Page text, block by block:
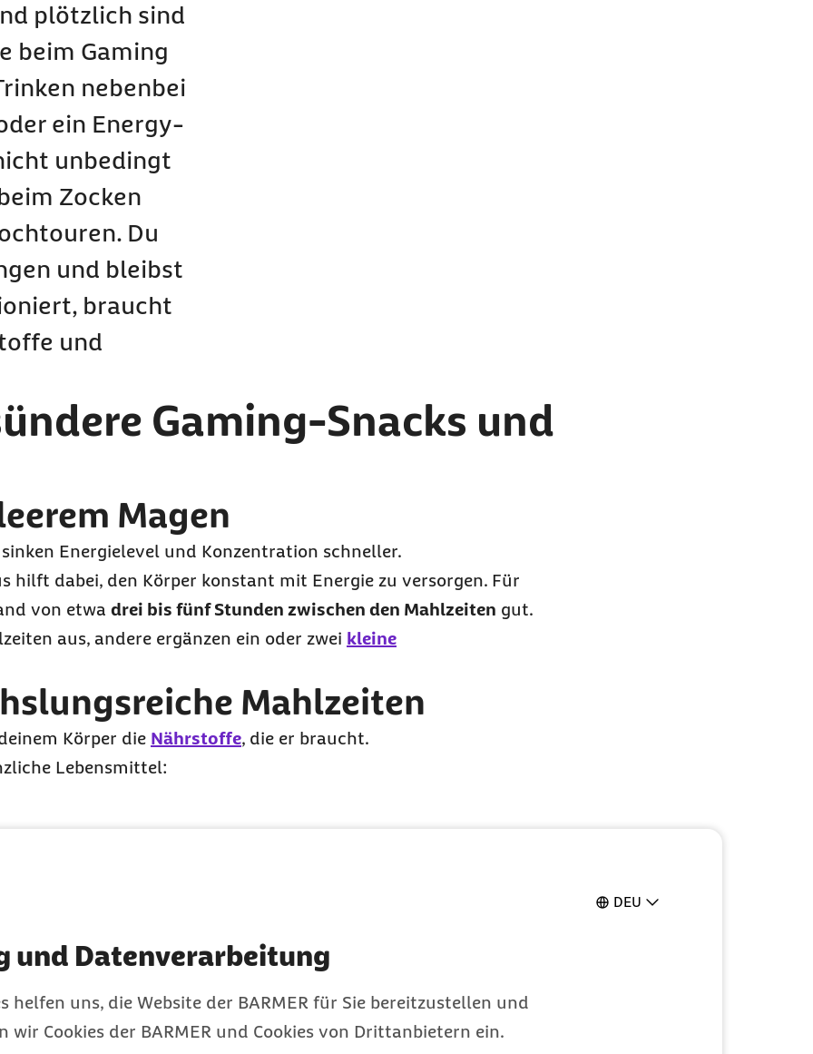
DEU
und Datenverarbeitung
helfen uns, die Website der BARMER für Sie bereitzustellen und
wir Cookies der BARMER und Cookies von Drittanbietern ein.
plötzlich sind
beim Gaming
nebenbei
ein Energy-
unbedingt
Zocken
Du
und bleibst
braucht
und
Gaming-Snacks und
Magen
Energielevel und Konzentration schneller.
hilft dabei, den Körper konstant mit Energie zu versorgen. Für
von etwa drei bis fünf Stunden zwischen den Mahlzeiten gut.
aus, andere ergänzen ein oder zwei kleine
Mahlzeiten
Körper die Nährstoffe, die er braucht.
Lebensmittel: